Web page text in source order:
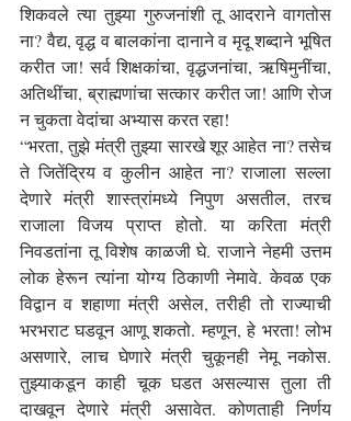
शिकवले त्या तुझ्या गुरुजनांशी तू आदराने वागतोस
ना? वैद्य, वृद्ध व बालकांना दानाने व मृदू शब्दाने भूषित
करीत जा! सर्व शिक्षकांचा, वृद्धजनांचा, ऋषिमुनींचा,
अतिथींचा, ब्राह्मणांचा सत्कार करीत जा! आणि रोज
न चुकता वेदांचा अभ्यास करत रहा!
“भरता, तुझे मंत्री तुझ्या सारखे शूर आहेत ना? तसेच
ते जितेंद्रिय व कुलीन आहेत ना? राजाला सल्ला
देणारे मंत्री शास्त्रांमध्ये निपुण असतील, तरच
राजाला विजय प्राप्त होतो. या करिता मंत्री
निवडतांना तू विशेष काळजी घे. राजाने नेहमी उत्तम
लोक हेरून त्यांना योग्य ठिकाणी नेमावे. केवळ एक
विद्वान व शहाणा मंत्री असेल, तरीही तो राज्याची
भरभराट घडवून आणू शकतो. म्हणून, हे भरता! लोभ
असणारे, लाच घेणारे मंत्री चुकूनही नेमू नकोस.
तुझ्याकडून काही चूक घडत असल्यास तुला ती
दाखवून देणारे मंत्री असावेत. कोणताही निर्णय